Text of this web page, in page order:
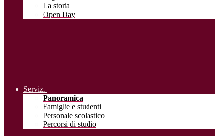
La storia
Open Day
Servizi
Panoramica
Famiglie e studenti
Personale scolastico
Percorsi di studio